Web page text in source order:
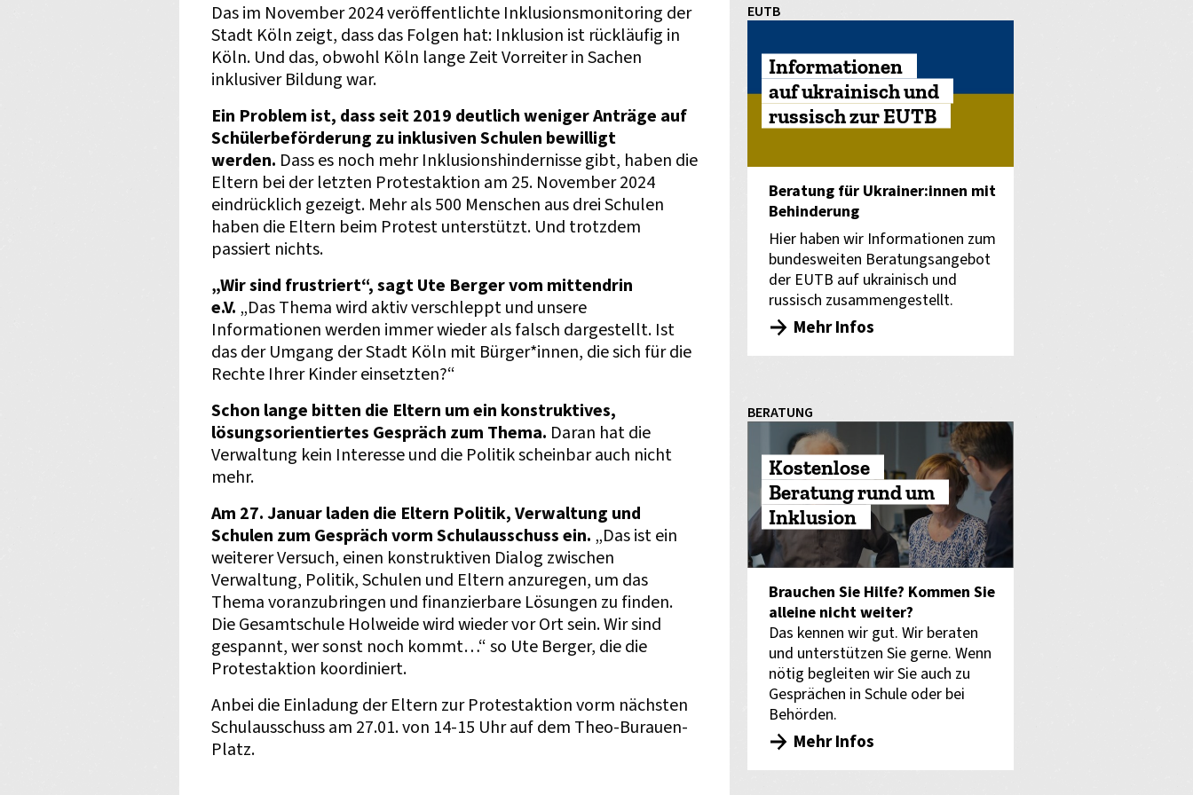
Das im November 2024 veröffentlichte Inklusionsmonitoring der
Stadt Köln zeigt, dass das Folgen hat: Inklusion ist rückläufig in
Köln. Und das, obwohl Köln lange Zeit Vorreiter in Sachen
inklusiver Bildung war.
Ein Problem ist, dass seit 2019 deutlich weniger Anträge auf
Schülerbeförderung zu inklusiven Schulen bewilligt
werden. Dass es noch mehr Inklusionshindernisse gibt, haben die
Eltern bei der letzten Protestaktion am 25. November 2024
eindrücklich gezeigt. Mehr als 500 Menschen aus drei Schulen
haben die Eltern beim Protest unterstützt. Und trotzdem
passiert nichts.
„Wir sind frustriert“, sagt Ute Berger vom mittendrin
e.V. „Das Thema wird aktiv verschleppt und unsere
Informationen werden immer wieder als falsch dargestellt. Ist
das der Umgang der Stadt Köln mit Bürger*innen, die sich für die
Rechte Ihrer Kinder einsetzten?“
Schon lange bitten die Eltern um ein konstruktives,
lösungsorientiertes Gespräch zum Thema. Daran hat die
Verwaltung kein Interesse und die Politik scheinbar auch nicht
mehr.
Am 27. Januar laden die Eltern Politik, Verwaltung und
Schulen zum Gespräch vorm Schulausschuss ein. „Das ist ein
weiterer Versuch, einen konstruktiven Dialog zwischen
Verwaltung, Politik, Schulen und Eltern anzuregen, um das
Thema voranzubringen und finanzierbare Lösungen zu finden.
Die Gesamtschule Holweide wird wieder vor Ort sein. Wir sind
gespannt, wer sonst noch kommt…“ so Ute Berger, die die
Protestaktion koordiniert.
Anbei die Einladung der Eltern zur Protestaktion vorm nächsten
Schulausschuss am 27.01. von 14-15 Uhr auf dem Theo-Burauen-
Platz.
EUTB
Informationen
auf ukrainisch und
russisch zur EUTB
Beratung für Ukrainer:innen mit
Behinderung
Hier haben wir Informationen zum
bundesweiten Beratungsangebot
der EUTB auf ukrainisch und
russisch zusammengestellt.
Mehr Infos
BERATUNG
Kostenlose
Beratung rund um
Inklusion
Brauchen Sie Hilfe? Kommen Sie
alleine nicht weiter?
Das kennen wir gut. Wir beraten
und unterstützen Sie gerne. Wenn
nötig begleiten wir Sie auch zu
Gesprächen in Schule oder bei
Behörden.
Mehr Infos